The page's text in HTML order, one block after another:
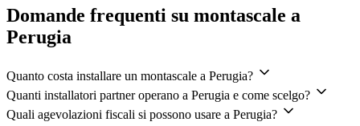
Domande frequenti su montascale a
Perugia
Quanto costa installare un montascale a Perugia?
Quanti installatori partner operano a Perugia e come scelgo?
Quali agevolazioni fiscali si possono usare a Perugia?